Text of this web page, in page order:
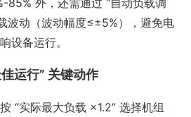
85% 外，还需通过 “自动负载调
波动（波动幅度≤±5%），避免电
设备运行。
运行” 关键动作
按 “实际最大负载 ×1.2” 选择机组